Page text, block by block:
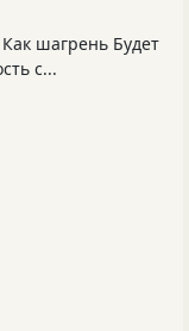
шагрень Будет
с...